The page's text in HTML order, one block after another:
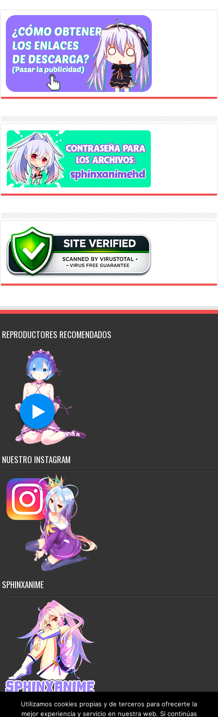
REPRODUCTORES RECOMENDADOS
NUESTRO INSTAGRAM
SPHINXANIME
Utilizamos cookies propias y de terceros para ofrecerte la
mejor experiencia y servicio en nuestra web. Si continúas